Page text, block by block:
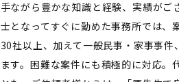
ながら豊かな知識と経験、実績がご
となってすぐに勤めた事務所では
社以上、加えて一般民事・家事事
す。困難な案件にも積極的に対応